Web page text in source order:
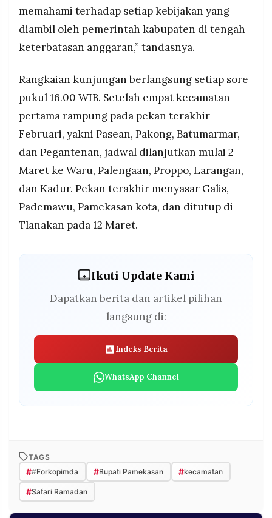
memahami terhadap setiap kebijakan yang
diambil oleh pemerintah kabupaten di tengah
keterbatasan anggaran,” tandasnya.
Rangkaian kunjungan berlangsung setiap sore
pukul 16.00 WIB. Setelah empat kecamatan
pertama rampung pada pekan terakhir
Februari, yakni Pasean, Pakong, Batumarmar,
dan Pegantenan, jadwal dilanjutkan mulai 2
Maret ke Waru, Palengaan, Proppo, Larangan,
dan Kadur. Pekan terakhir menyasar Galis,
Pademawu, Pamekasan kota, dan ditutup di
Tlanakan pada 12 Maret.
Ikuti Update Kami
Dapatkan berita dan artikel pilihan
langsung di:
Indeks Berita
WhatsApp Channel
TAGS
##Forkopimda #Bupati Pamekasan #kecamatan
#Safari Ramadan